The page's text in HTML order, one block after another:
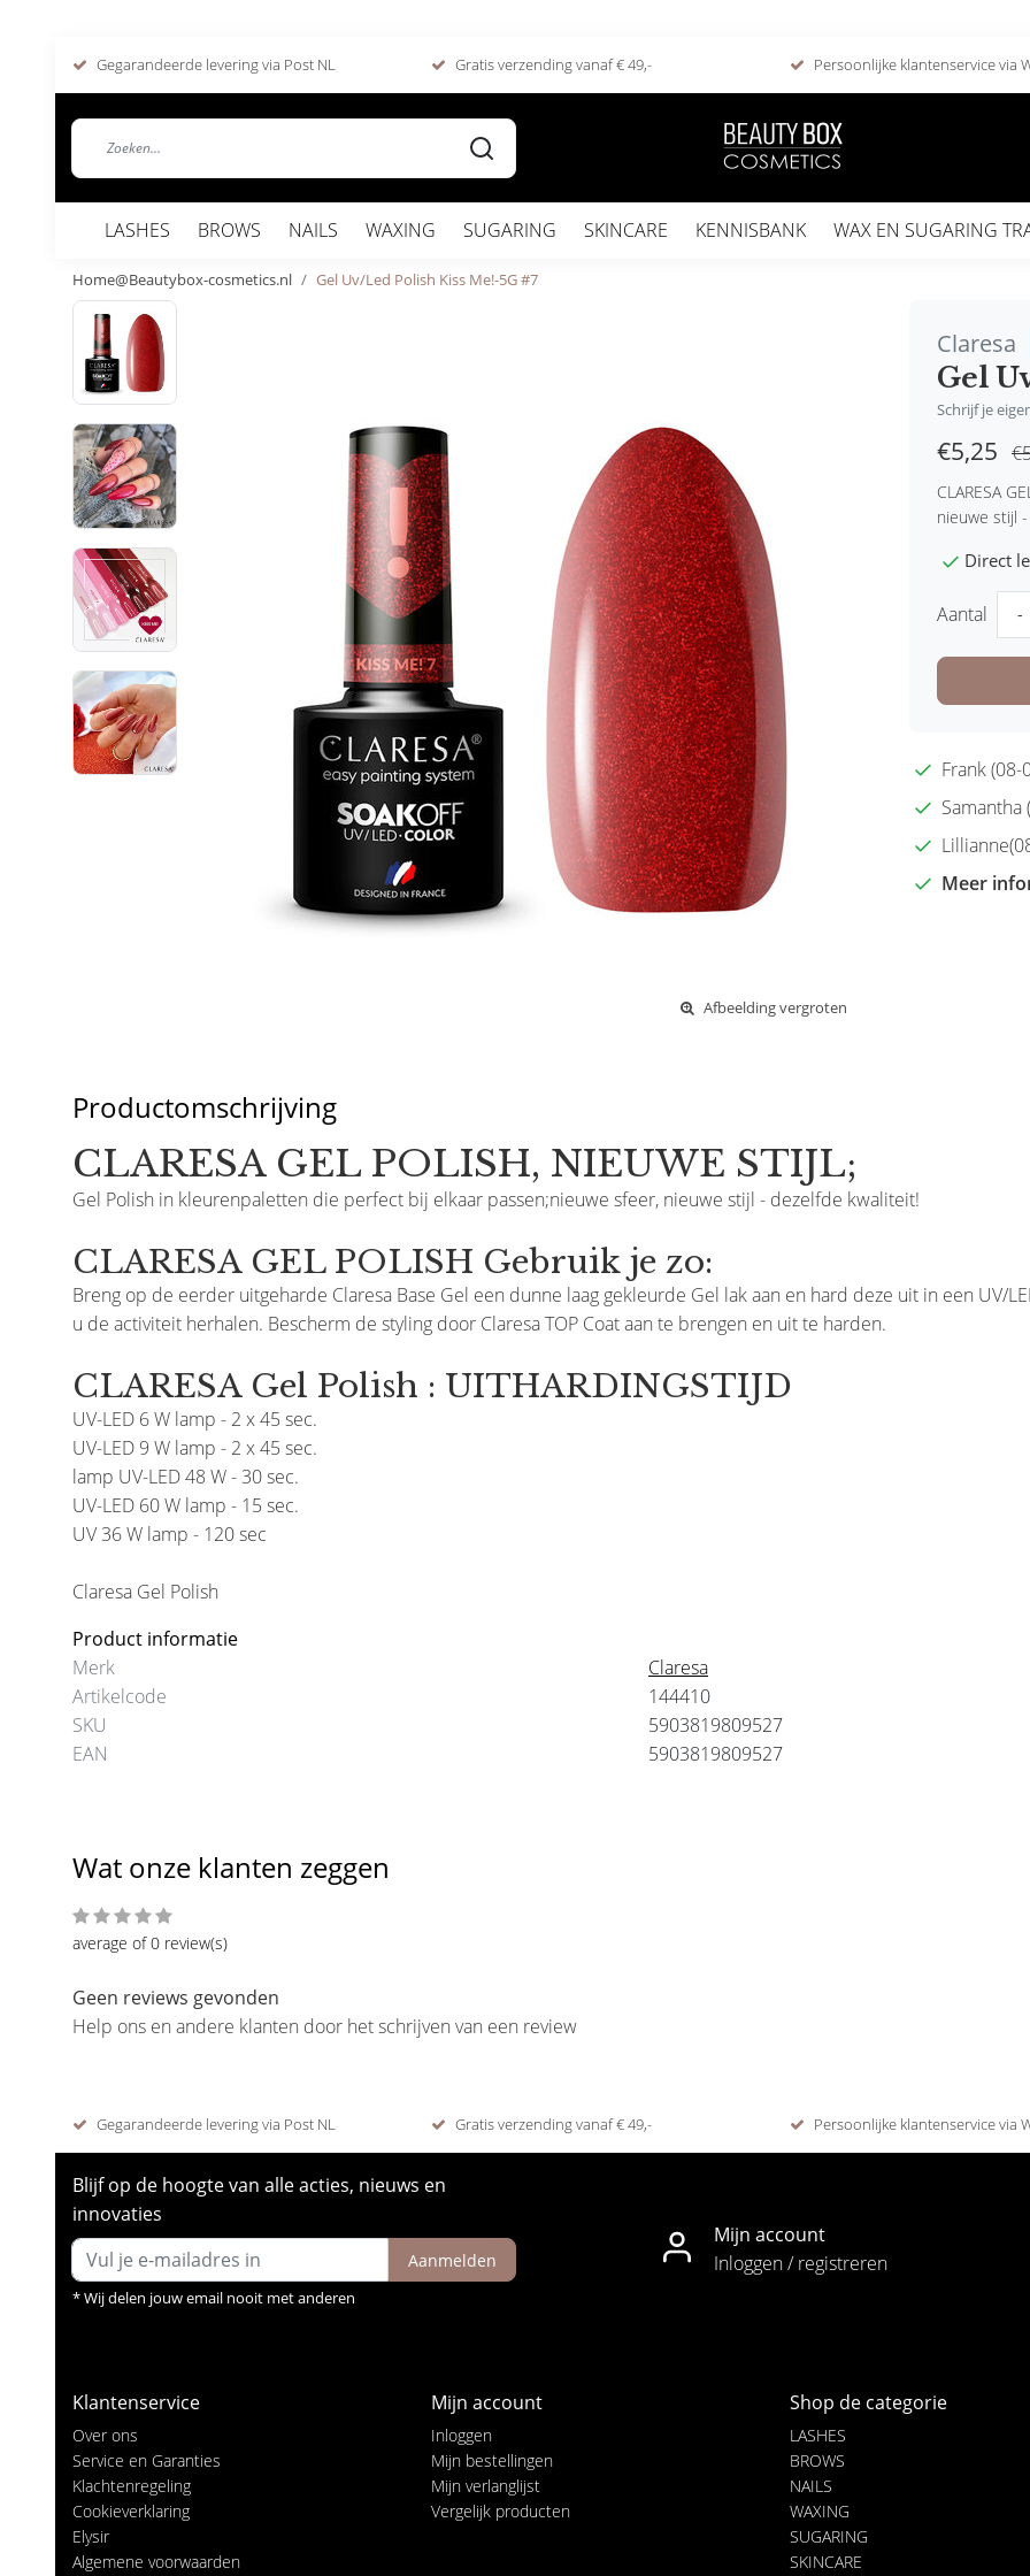
Gegarandeerde levering via Post NL Gratis verzending vanaf € 49,- Persoonlijke klantenservice via
LASHES BROWS NAILS WAXING SUGARING SKINCARE KENNISBANK WAX EN SUGARING
Home@Beautybox-cosmetics.nl Gel Uv/Led Polish Kiss Me!-5G #7
Afbeelding vergroten
Claresa
Gel
Schrijf je
€5,25
CLARESA
nieuwe stijl
Direct
Aantal -
Frank
Meer
Productomschrijving
CLARESA GEL POLISH, NIEUWE STIJL;
Gel Polish in kleurenpaletten die perfect bij elkaar passen;nieuwe sfeer, nieuwe stijl - dezelfde kwaliteit!
CLARESA GEL POLISH Gebruik je zo:
Breng op de eerder uitgeharde Claresa Base Gel een dunne laag gekleurde Gel lak aan en hard deze uit in een UV/
u de activiteit herhalen. Bescherm de styling door Claresa TOP Coat aan te brengen en uit te harden.
CLARESA Gel Polish : UITHARDINGSTIJD
UV-LED 6 W lamp - 2 x 45 sec.
UV-LED 9 W lamp - 2 x 45 sec.
lamp UV-LED 48 W - 30 sec.
UV-LED 60 W lamp - 15 sec.
UV 36 W lamp - 120 sec
Claresa Gel Polish
Product informatie
Merk
Claresa
Artikelcode
144410
SKU
5903819809527
EAN
5903819809527
Wat onze klanten zeggen
average of 0 review(s)
Geen reviews gevonden
Help ons en andere klanten door het schrijven van een review
Gegarandeerde levering via Post NL Gratis verzending vanaf € 49,- Persoonlijke klantenservice via
Blijf op de hoogte van alle acties, nieuws en
innovaties
Aanmelden
* Wij delen jouw email nooit met anderen
Mijn account
Inloggen / registreren
Klantenservice
Over ons
Service en Garanties
Klachtenregeling
Cookieverklaring
Elysir
Algemene voorwaarden
Mijn account
Inloggen
Mijn bestellingen
Mijn verlanglijst
Vergelijk producten
Shop de categorie
LASHES
BROWS
NAILS
WAXING
SUGARING
SKINCARE